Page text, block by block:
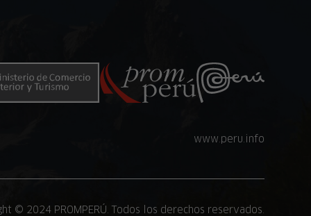
www.peru.info
© 2024 PROMPERÚ. Todos los derechos reservados.